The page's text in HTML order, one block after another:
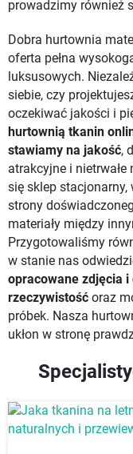
prowadzimy również
Dobra hurtownia
oferta pełna
luksusowych.
siebie, czy
oczekiwać jakości i
hurtownią tkanin
stawiamy na jakość,
atrakcyjne i nietrwałe
się sklep
strony
materiały między
Przygotowaliśmy
w stanie nas
opracowane zdjęcia
rzeczywistość oraz
próbek. Nasza
ukłon w stronę